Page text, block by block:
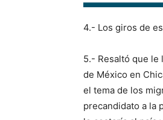
4.- Los giros de
5.- Resaltó que le
de México en
el tema de los
precandidato a la